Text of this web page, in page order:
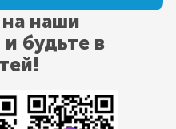
наши
будьте в